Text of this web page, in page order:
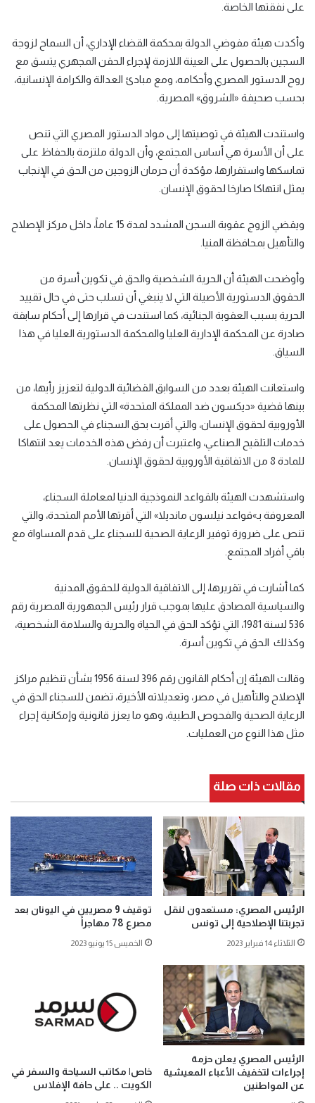
على نفقتها الخاصة
وأكدت هيئة مفوضي الدولة بمحكمة القضاء الإداري، أن السماح لزوجة
السجين بالحصول على العينة اللازمة لإجراء الحقن المجهري يتسق مع
روح الدستور المصري وأحكامه، ومع مبادئ العدالة والكرامة الإنسانية،
بحسب صحيفة «الشروق» المصرية
واستندت الهيئة في توصيتها إلى مواد الدستور المصري التي تنص
على أن الأسرة هي أساس المجتمع، وأن الدولة ملتزمة بالحفاظ على
تماسكها واستقرارها، مؤكدة أن حرمان الزوجين من الحق في الإنجاب
يمثل انتهاكا صارخا لحقوق الإنسان
ويقضي الزوج عقوبة السجن المشدد لمدة 15 عاماً، داخل مركز الإصلاح
والتأهيل بمحافظة المنيا
وأوضحت الهيئة أن الحرية الشخصية والحق في تكوين أسرة من
الحقوق الدستورية الأصيلة التي لا ينبغي أن تسلب حتى في حال تقييد
الحرية بسبب العقوبة الجنائية، كما استندت في قرارها إلى أحكام سابقة
صادرة عن المحكمة الإدارية العليا والمحكمة الدستورية العليا في هذا
السياق
واستعانت الهيئة بعدد من السوابق القضائية الدولية لتعزيز رأيها، من
بينها قضية «ديكسون ضد المملكة المتحدة» التي نظرتها المحكمة
الأوروبية لحقوق الإنسان، والتي أقرت بحق السجناء في الحصول على
خدمات التلقيح الصناعي، واعتبرت أن رفض هذه الخدمات يعد انتهاكا
للمادة 8 من الاتفاقية الأوروبية لحقوق الإنسان
واستشهدت الهيئة بالقواعد النموذجية الدنيا لمعاملة السجناء،
المعروفة بـ»قواعد نيلسون مانديلا» التي أقرتها الأمم المتحدة، والتي
تنص على ضرورة توفير الرعاية الصحية للسجناء على قدم المساواة مع
باقي أفراد المجتمع
كما أشارت في تقريرها، إلى الاتفاقية الدولية للحقوق المدنية
والسياسية المصادق عليها بموجب قرار رئيس الجمهورية المصرية رقم
536 لسنة 1981، التي تؤكد الحق في الحياة والحرية والسلامة الشخصية،
وكذلك الحق في تكوين أسرة
وقالت الهيئة إن أحكام القانون رقم 396 لسنة 1956 بشأن تنظيم مراكز
الإصلاح والتأهيل في مصر، وتعديلاته الأخيرة، تضمن للسجناء الحق في
الرعاية الصحية والفحوص الطبية، وهو ما يعزز قانونية وإمكانية إجراء
مثل هذا النوع من العمليات
مقالات ذات صلة
الرئيس المصري: مستعدون لنقل
تجربتنا الإصلاحية إلى تونس
الثلاثاء 14 فبراير 2023
توقيف 9 مصريين في اليونان بعد
مصرع 78 مهاجراً
الخميس 15 يونيو 2023
الرئيس المصري يعلن حزمة
إجراءات لتخفيف الأعباء المعيشية
عن المواطنين
خاص| مكاتب السياحة والسفر في
الكويت .. على حافة الإفلاس